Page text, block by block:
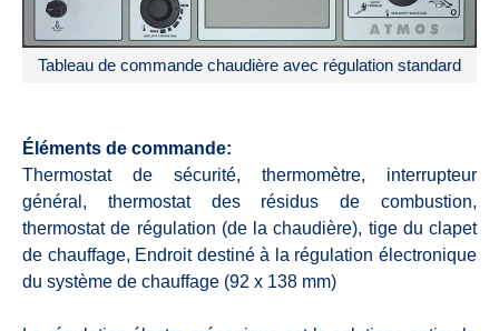
Tableau de commande chaudière avec régulation standard
Éléments de commande:
Thermostat de sécurité, thermomètre, interrupteur
général, thermostat des résidus de combustion,
thermostat de régulation (de la chaudière), tige du clapet
de chauffage, Endroit destiné à la régulation électronique
du système de chauffage (92 x 138 mm)